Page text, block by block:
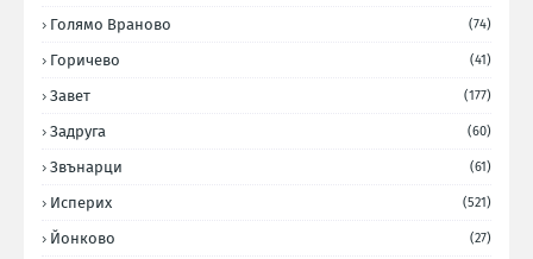
Голямо Враново (74)
Горичево (41)
Завет (177)
Задруга (60)
Звънарци (61)
Исперих (521)
Йонково (27)